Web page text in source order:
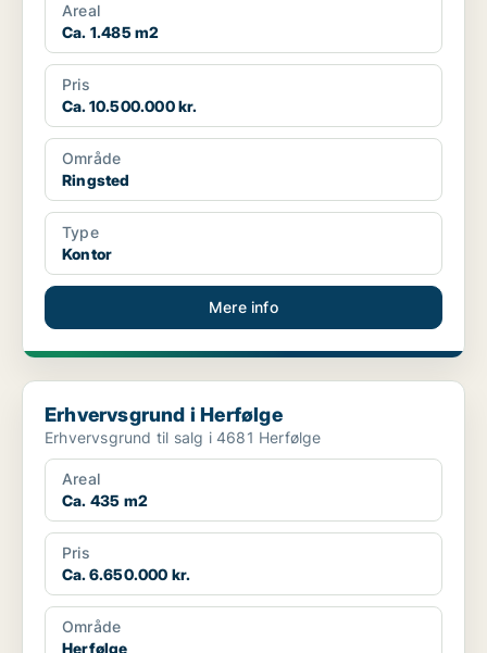
Areal
Ca. 1.485 m2
Pris
Ca. 10.500.000 kr.
Område
Ringsted
Type
Kontor
Mere info
Erhvervsgrund i Herfølge
Erhvervsgrund i Herfølge
Erhvervsgrund til salg i 4681 Herfølge
Areal
Ca. 435 m2
Pris
Ca. 6.650.000 kr.
Område
Herfølge